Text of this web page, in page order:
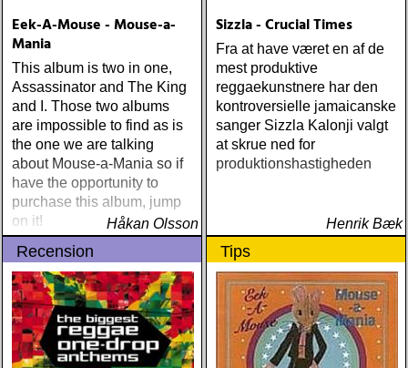
Eek-A-Mouse - Mouse-a-
Mania
This album is two in one,
Assassinator and The King
and I. Those two albums
are impossible to find as is
the one we are talking
about Mouse-a-Mania so if
have the opportunity to
purchase this album, jump
on it!
Håkan Olsson
Sizzla - Crucial Times
Fra at have været en af de
mest produktive
reggaekunstnere har den
kontroversielle jamaicanske
sanger Sizzla Kalonji valgt
at skrue ned for
produktionshastigheden
Henrik Bæk
Recension Tips